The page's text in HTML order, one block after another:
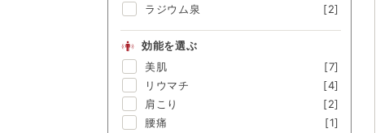
ラジウム泉
[2]
効能を選ぶ
美肌
[7]
リウマチ
[4]
肩こり
[2]
腰痛
[1]